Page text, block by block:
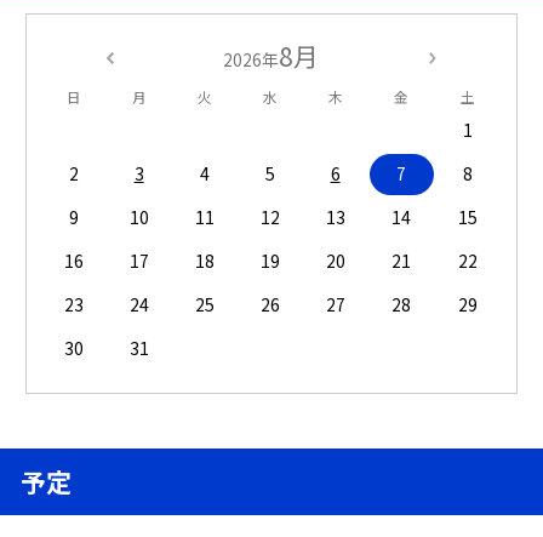
2026年8月
日 月 火 水 木 金 土
1
2
3 4 5 6 7
8
9
10 11 12 13 14
15
16
17 18 19 20 21
22
23
24 25 26 27 28
29
30
31
予定